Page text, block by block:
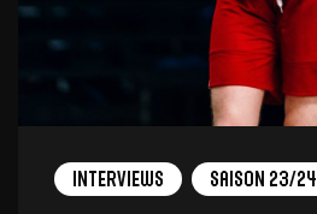
Interviews Saison 23/24